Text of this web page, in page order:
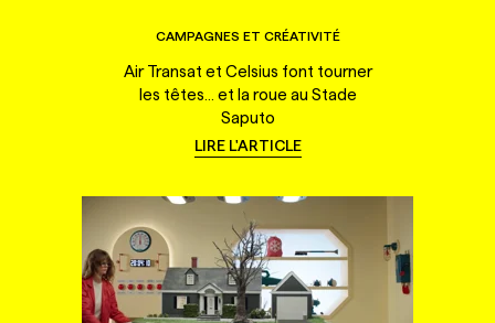
CAMPAGNES ET CRÉATIVITÉ
Air Transat et Celsius font tourner
les têtes... et la roue au Stade
Saputo
LIRE L'ARTICLE